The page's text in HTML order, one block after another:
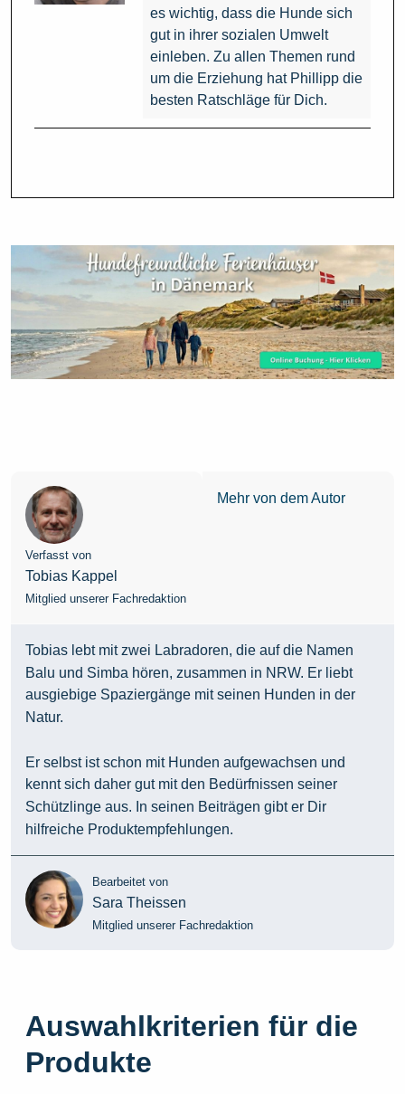
es wichtig, dass die Hunde sich
gut in ihrer sozialen Umwelt
einleben. Zu allen Themen rund
um die Erziehung hat Phillipp die
besten Ratschläge für Dich.
Verfasst von
Tobias Kappel
Mitglied unserer Fachredaktion
Mehr von dem Autor
Tobias lebt mit zwei Labradoren, die auf die Namen
Balu und Simba hören, zusammen in NRW. Er liebt
ausgiebige Spaziergänge mit seinen Hunden in der
Natur.
Er selbst ist schon mit Hunden aufgewachsen und
kennt sich daher gut mit den Bedürfnissen seiner
Schützlinge aus. In seinen Beiträgen gibt er Dir
hilfreiche Produktempfehlungen.
Bearbeitet von
Sara Theissen
Mitglied unserer Fachredaktion
Auswahlkriterien für die
Produkte